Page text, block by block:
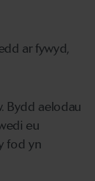
ar fywyd,
Bydd aelodau
eu
fod yn